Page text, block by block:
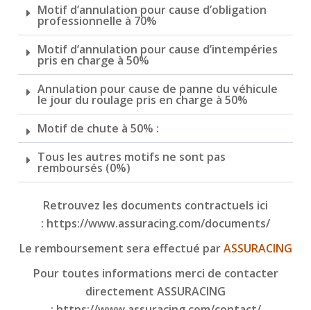
Motif d’annulation pour cause d’obligation
professionnelle à 70%
Motif d’annulation pour cause d’intempéries
pris en charge à 50%
Annulation pour cause de panne du véhicule
le jour du roulage pris en charge à 50%
Motif de chute à 50% :
Tous les autres motifs ne sont pas
remboursés (0%)
Retrouvez les documents contractuels ici
: https://www.assuracing.com/documents/
Le remboursement sera effectué parASSURACING
Pour toutes informations merci de contacter
directement ASSURACING